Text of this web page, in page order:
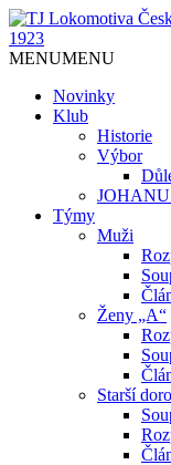
TJ
Založeno
Jediný
MENUMENU
Novinky
Klub
Historie
Výbor
Týmy
Muži
Ženy „A“
Starší